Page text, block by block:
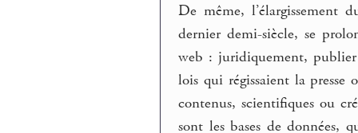
De même,
dernier demi-siècle, se
web : juridiquement, publier
lois qui régissaient la
contenus, scientifiques ou
sont les bases de